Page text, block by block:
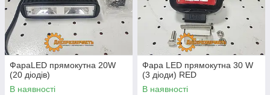
ФараLED прямокутна 20W
(20 діодів)
В наявності
Фара LED прямокутна 30 W
(3 діоди) RED
В наявності